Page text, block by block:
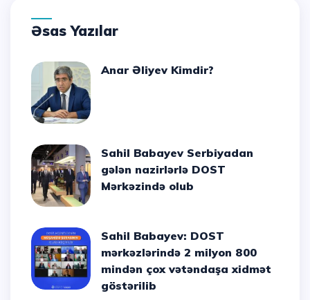
Əsas Yazılar
Anar Əliyev Kimdir?
Sahil Babayev Serbiyadan
gələn nazirlərlə DOST
Mərkəzində olub
Sahil Babayev: DOST
mərkəzlərində 2 milyon 800
mindən çox vətəndaşa xidmət
göstərilib